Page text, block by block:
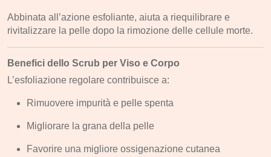
Abbinata all’azione esfoliante, aiuta a riequilibrare e
rivitalizzare la pelle dopo la rimozione delle cellule morte.
Benefici dello Scrub per Viso e Corpo
L’esfoliazione regolare contribuisce a:
Rimuovere impurità e pelle spenta
Migliorare la grana della pelle
Favorire una migliore ossigenazione cutanea